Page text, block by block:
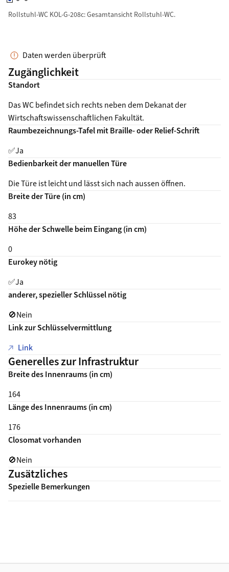
Rollstuhl-WC KOL-G-208c: Gesamtansicht Rollstuhl-WC.
Status der Datenerfassung
Daten werden überprüft
Zugänglichkeit
Standort
Das WC befindet sich rechts neben dem Dekanat der
Wirtschaftswissenschaftlichen Fakultät.
Raumbezeichnungs-Tafel mit Braille- oder Relief-Schrift
✅Ja
Bedienbarkeit der manuellen Türe
Die Türe ist leicht und lässt sich nach aussen öffnen.
Breite der Türe (in cm)
83
Höhe der Schwelle beim Eingang (in cm)
0
Eurokey nötig
✅Ja
anderer, spezieller Schlüssel nötig
🚫Nein
Link zur Schlüsselvermittlung
LinkLink zur Schlüsselvermittlung
Generelles zur Infrastruktur
Breite des Innenraums (in cm)
164
Länge des Innenraums (in cm)
176
Closomat vorhanden
🚫Nein
Zusätzliches
Spezielle Bemerkungen